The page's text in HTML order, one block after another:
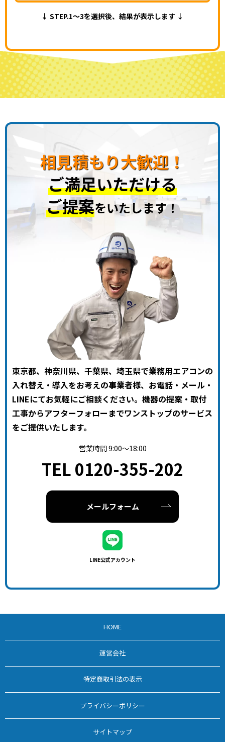
↓ STEP.1～3を選択後、結果が表示します ↓
相見積もり大歓迎！
ご満足いただける
ご提案をいたします！
東京都、神奈川県、千葉県、埼玉県で業務用エアコンの
入れ替え・導入をお考えの事業者様、お電話・メール・
LINEにてお気軽にご相談ください。機器の提案・取付
工事からアフターフォローまでワンストップのサービス
をご提供いたします。
営業時間 9:00～18:00
TEL 0120-355-202
メールフォーム
LINE公式アカウント
HOME
運営会社
特定商取引法の表示
プライバシーポリシー
サイトマップ